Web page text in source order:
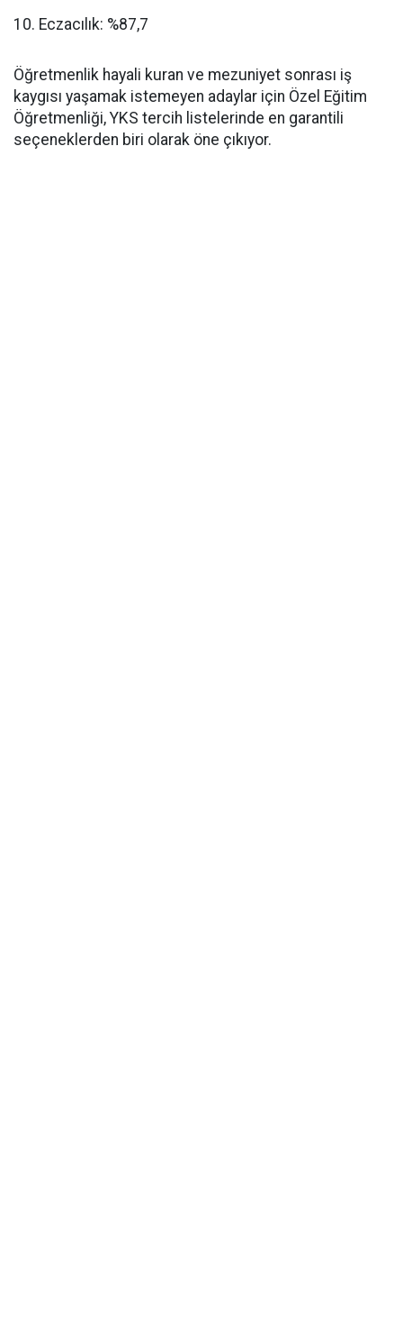
​10. Eczacılık: %87,7
​Öğretmenlik hayali kuran ve mezuniyet sonrası iş
kaygısı yaşamak istemeyen adaylar için Özel Eğitim
Öğretmenliği, YKS tercih listelerinde en garantili
seçeneklerden biri olarak öne çıkıyor.